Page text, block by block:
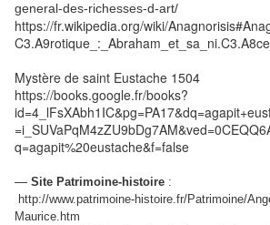
general-des-richesses-d-art/
https://fr.wikipedia.org/wiki/
Mystère de saint Eustache 1504
https://books.google.fr/books?
q=agapit%20eustache&f=false
— Site Patrimoine-histoire :
http://www.patrimoine-histoire.fr/Patrimoine/
Maurice.htm